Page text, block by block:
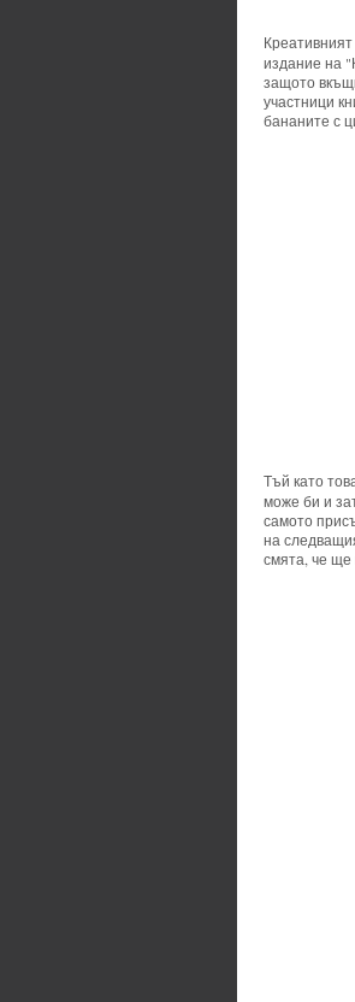
издание на
защото
участници
бананите с
Тъй като
може би и
самото
на
смята, че ще